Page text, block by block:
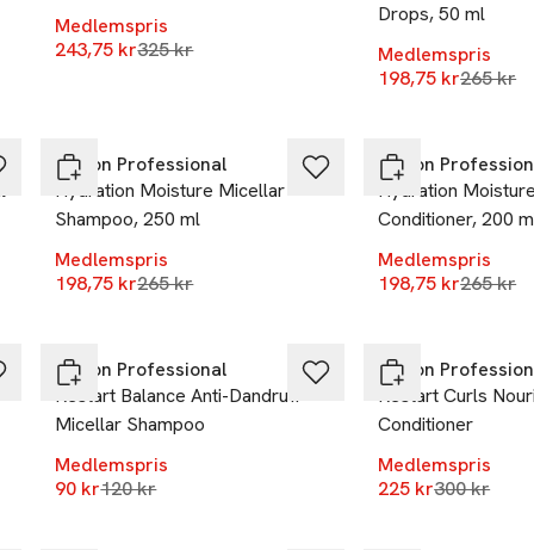
Medlemspris
243,75 krLägsta pris 30 dagar
325 kr
Drops, 50 ml
Medlemspris
198,75 krLägsta
265 kr
Revlon Professional
Hydration Moisture Micellar
Shampoo, 250 ml
Medlemspris
198,75 krLägsta pris 30 dagar
265 kr
Revlon
Hydration
Conditioner, 200
Medlemspris
198,75 krLägsta
265 kr
Revlon Professional
Restart Balance Anti-Dandruff
Micellar Shampoo
Medlemspris
90 krLägsta pris 30 dagar
120 kr
Revlon
Restart Curls
Conditioner
Medlemspris
225 krLägsta pris
300 kr